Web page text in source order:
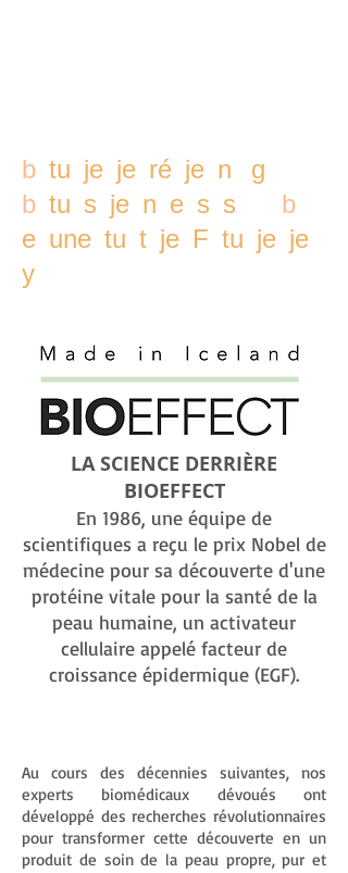
b tu je je ré je n
g
b tu s je n e s s
b
e une tu t je F tu je je
y
LA SCIENCE DERRIÈRE
BIOEFFECT
En 1986, une équipe de
scientifiques a reçu le prix Nobel de
médecine pour sa découverte d'une
protéine vitale pour la santé de la
peau humaine, un activateur
cellulaire appelé facteur de
croissance épidermique (EGF).
Au cours des décennies suivantes, nos
experts biomédicaux dévoués ont
développé des recherches révolutionnaires
pour transformer cette découverte en un
produit de soin de la peau propre, pur et